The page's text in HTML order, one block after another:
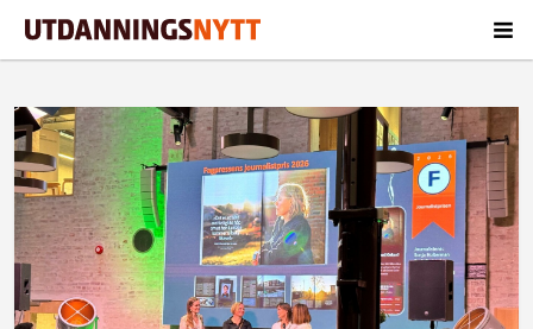
Tag:
utdanningsnytt